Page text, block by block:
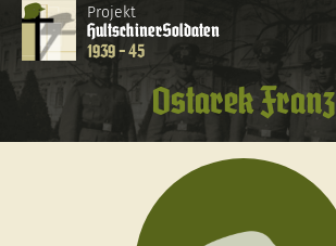
Projekt
HultschinerSoldaten
1939 - 45
Ostarek Franz